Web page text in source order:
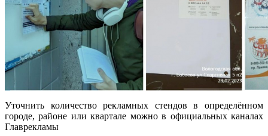
Уточнить количество рекламных стендов в определённом
городе, районе или квартале можно в официальных каналах
Главрекламы